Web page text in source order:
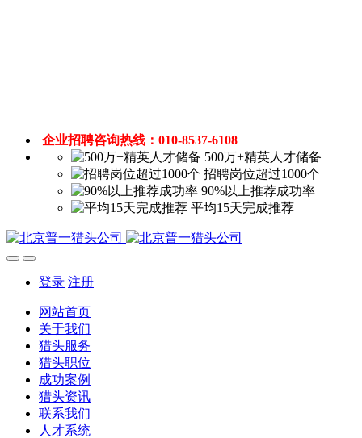
企业招聘咨询热线：010-8537-6108
500万+精英人才储备
招聘岗位超过1000个
90%以上推荐成功率
平均15天完成推荐
登录 注册
网站首页
关于我们
猎头服务
猎头职位
成功案例
猎头资讯
联系我们
人才系统